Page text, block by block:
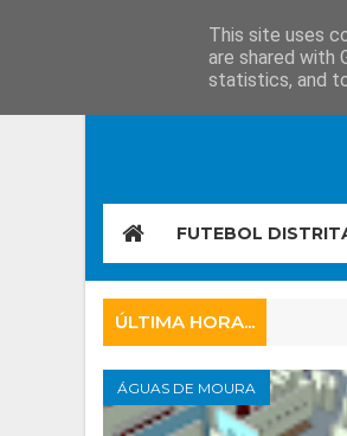
FUTEBOL
ÚLTIMA HORA...
ÁGUAS DE MOURA
This site uses
are shared with
statistics, and